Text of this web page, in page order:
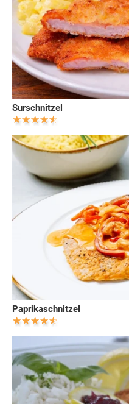
Surschnitzel
Paprikaschnitzel